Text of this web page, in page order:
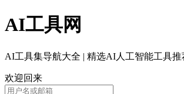
AI工具网
AI工具集导航大全 | 精选AI人工智能工具推
欢迎回来